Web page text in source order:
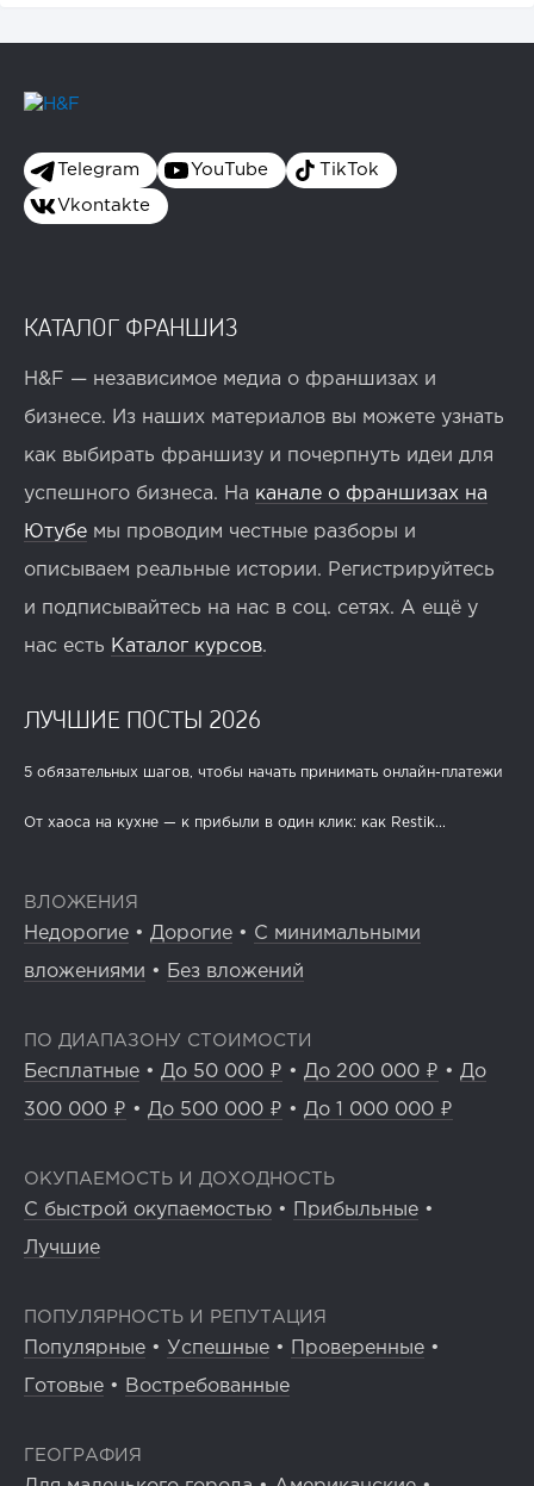
Telegram YouTube TikTok
Vkontakte
КАТАЛОГ ФРАНШИЗ
H&F — независимое медиа о франшизах и
бизнесе. Из наших материалов вы можете узнать
как выбирать франшизу и почерпнуть идеи для
успешного бизнеса. На канале о франшизах на
Ютубе мы проводим честные разборы и
описываем реальные истории. Регистрируйтесь
и подписывайтесь на нас в соц. сетях. А ещё у
нас есть Каталог курсов.
ЛУЧШИЕ ПОСТЫ 2026
5 обязательных шагов, чтобы начать принимать онлайн-платежи
От хаоса на кухне — к прибыли в один клик: как Restik...
ВЛОЖЕНИЯ
Недорогие • Дорогие • С минимальными
вложениями • Без вложений
ПО ДИАПАЗОНУ СТОИМОСТИ
Бесплатные • До 50 000 ₽ • До 200 000 ₽ • До
300 000 ₽ • До 500 000 ₽ • До 1 000 000 ₽
ОКУПАЕМОСТЬ И ДОХОДНОСТЬ
С быстрой окупаемостью • Прибыльные •
Лучшие
ПОПУЛЯРНОСТЬ И РЕПУТАЦИЯ
Популярные • Успешные • Проверенные •
Готовые • Востребованные
ГЕОГРАФИЯ